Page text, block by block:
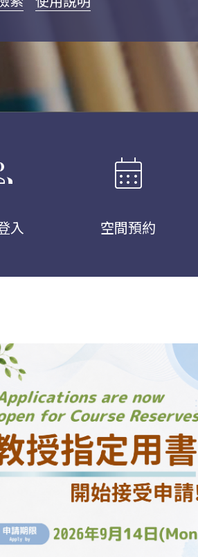
入
calendar_month
空間預約